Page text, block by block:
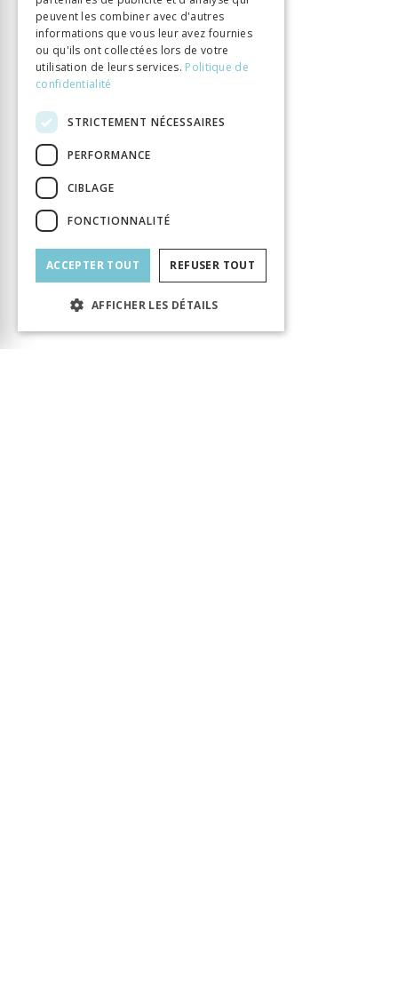
peuvent les combiner avec d'autres
informations que vous leur avez fournies
ou qu'ils ont collectées lors de votre
utilisation de leurs services. Politique de
confidentialité
STRICTEMENT NÉCESSAIRES
PERFORMANCE
CIBLAGE
FONCTIONNALITÉ
ACCEPTER TOUT REFUSER TOUT
AFFICHER LES DÉTAILS